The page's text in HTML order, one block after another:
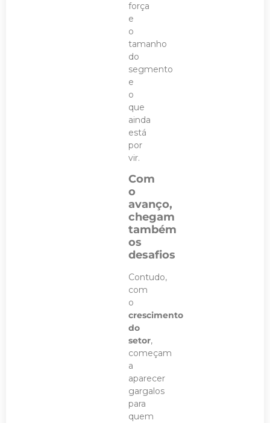
força
e
o
tamanho
do
segmento
e
o
que
ainda
está
por
vir.
Com
o
avanço,
chegam
também
os
desafios
Contudo,
com
o
crescimento
do
setor,
começam
a
aparecer
gargalos
para
quem